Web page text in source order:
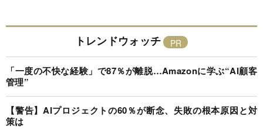
トレンドウォッチ
「一度の不快な経験」で87％が離脱…Amazonに学ぶ“AI顧客
管理”
【警告】AIプロジェクトの60％が断念、失敗の根本原因と対
策は